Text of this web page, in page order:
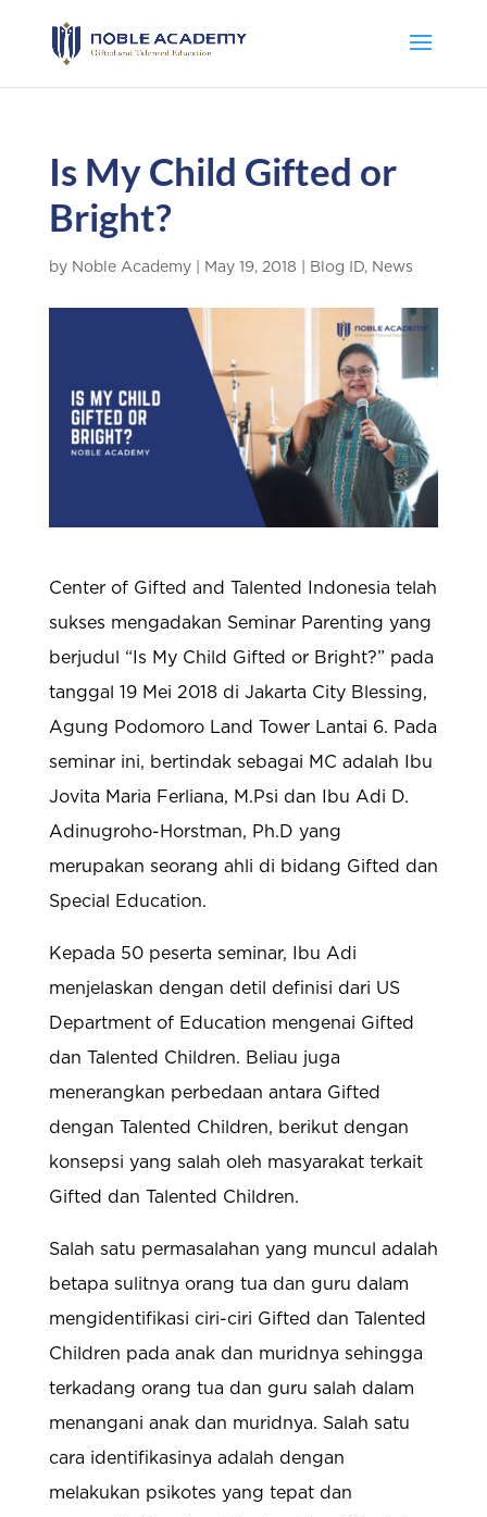
Is My Child Gifted or
Bright?
by Noble Academy| May 19, 2018 Blog ID, News
Center of Gifted and Talented Indonesia telah
sukses mengadakan Seminar Parenting yang
berjudul “Is My Child Gifted or Bright?” pada
tanggal 19 Mei 2018 di Jakarta City Blessing,
Agung Podomoro Land Tower Lantai 6. Pada
seminar ini, bertindak sebagai MC adalah Ibu
Jovita Maria Ferliana, M.Psi dan Ibu Adi D.
Adinugroho-Horstman, Ph.D yang
merupakan seorang ahli di bidang Gifted dan
Special Education.
Kepada 50 peserta seminar, Ibu Adi
menjelaskan dengan detil definisi dari US
Department of Education mengenai Gifted
dan Talented Children. Beliau juga
menerangkan perbedaan antara Gifted
dengan Talented Children, berikut dengan
konsepsi yang salah oleh masyarakat terkait
Gifted dan Talented Children.
Salah satu permasalahan yang muncul adalah
betapa sulitnya orang tua dan guru dalam
mengidentifikasi ciri-ciri Gifted dan Talented
Children pada anak dan muridnya sehingga
terkadang orang tua dan guru salah dalam
menangani anak dan muridnya. Salah satu
cara identifikasinya adalah dengan
melakukan psikotes yang tepat dan